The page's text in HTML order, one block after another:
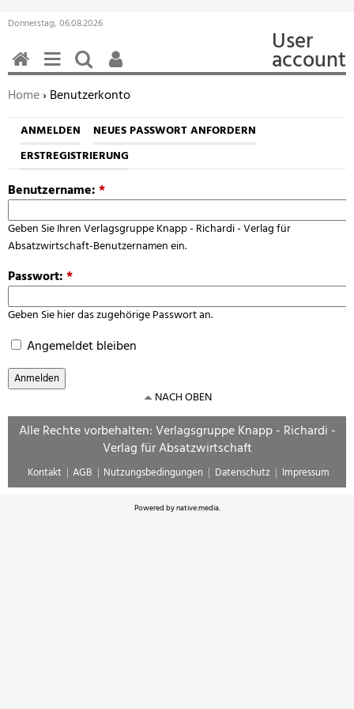
Donnerstag, 06.08.2026
User
account
Sie befinden sich hier:
Home› Benutzerkonto
ANMELDEN
NEUES PASSWORT ANFORDERN
ERSTREGISTRIERUNG
Benutzername:*
Geben Sie Ihren Verlagsgruppe Knapp - Richardi - Verlag für
Absatzwirtschaft-Benutzernamen ein.
Passwort:*
Geben Sie hier das zugehörige Passwort an.
Angemeldet bleiben
HOMEMENÜSUCHEN
BENUTZERFUNKTIONEN
NACH OBEN
Alle Rechte vorbehalten: Verlagsgruppe Knapp - Richardi -
Verlag für Absatzwirtschaft
Kontakt AGB Nutzungsbedingungen Datenschutz Impressum
Powered bynative:media.